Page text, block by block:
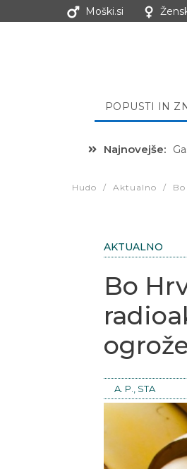
Moški.si
POPUSTI IN
Najnovejše:
Hudo / Aktualno /
AKTUALNO
Bo
A. P., STA